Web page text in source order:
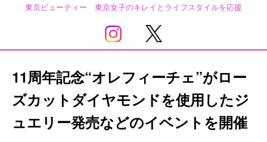
東京ビューティー 東京女子のキレイとライフスタイルを応援
11周年記念“オレフィーチェ”がロー
ズカットダイヤモンドを使用したジ
ュエリー発売などのイベントを開催